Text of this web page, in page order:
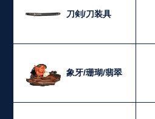
刀剣/刀装具
象牙/珊瑚/翡翠